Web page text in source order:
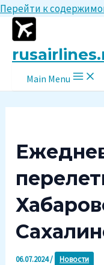
Перейти к
Main Menu
06.07.2024/ Новости